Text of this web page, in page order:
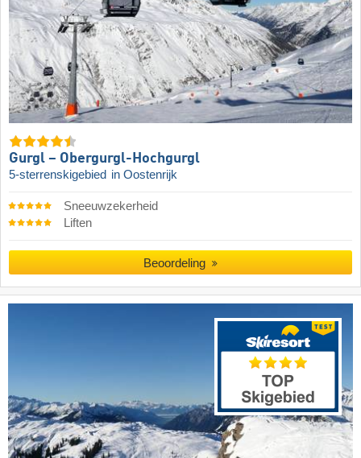
Gurgl – Obergurgl-Hochgurgl
5-sterrenskigebied in Oostenrijk
Sneeuwzekerheid
Liften
Beoordeling